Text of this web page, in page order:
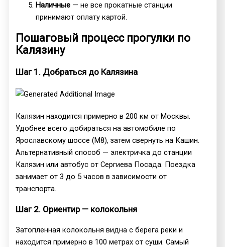
Наличные — не все прокатные станции
принимают оплату картой.
Пошаговый процесс прогулки по
Калязину
Шаг 1. Добраться до Калязина
Калязин находится примерно в 200 км от Москвы.
Удобнее всего добираться на автомобиле по
Ярославскому шоссе (М8), затем свернуть на Кашин.
Альтернативный способ — электричка до станции
Калязин или автобус от Сергиева Посада. Поездка
занимает от 3 до 5 часов в зависимости от
транспорта.
Шаг 2. Ориентир — колокольня
Затопленная колокольня видна с берега реки и
находится примерно в 100 метрах от суши. Самый